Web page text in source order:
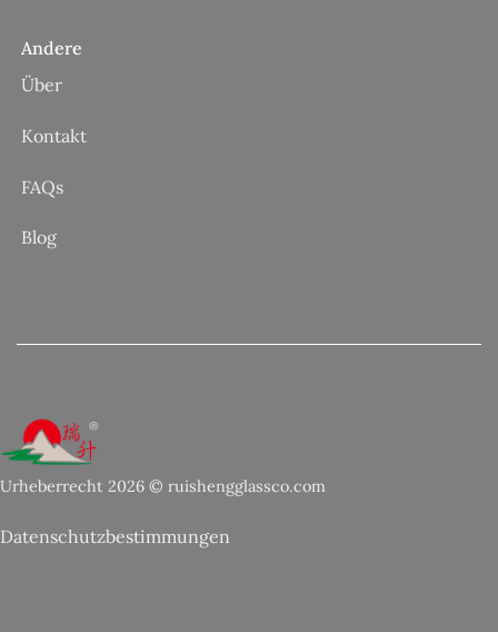
Andere
Über
Kontakt
FAQs
Blog
Urheberrecht 2026 © ruishengglassco.com
Datenschutzbestimmungen